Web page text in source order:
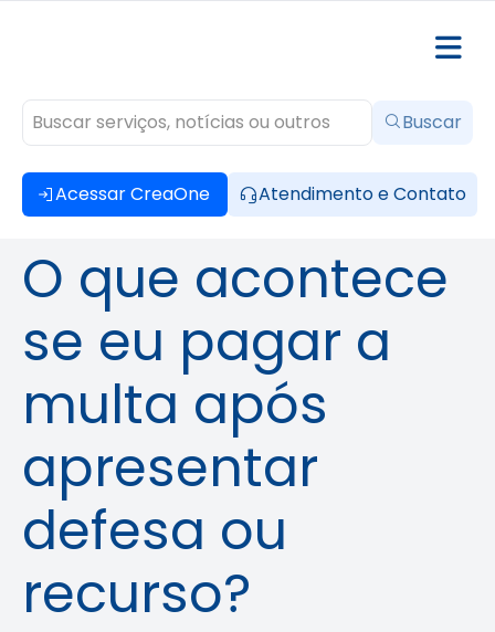
Acessar CreaOne Atendimento e Contato
Buscar
O que acontece
se eu pagar a
multa após
apresentar
defesa ou
recurso?